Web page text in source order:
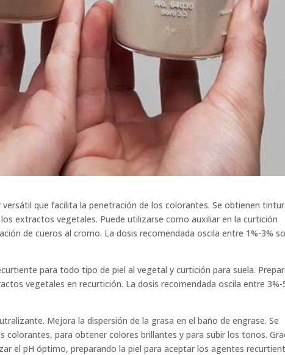
que facilita la penetración de los colorantes. Se obtienen
extractos vegetales. Puede utilizarse como auxiliar en la curtición
de cueros al cromo. La dosis recomendada oscila entre 1%-3%
para todo tipo de piel al vegetal y curtición para suela.
vegetales en recurtición. La dosis recomendada oscila entre 3%-
Mejora la dispersión de la grasa en el baño de engrase. Se
colorantes, para obtener colores brillantes y para subir los tonos.
el pH óptimo, preparando la piel para aceptar los agentes